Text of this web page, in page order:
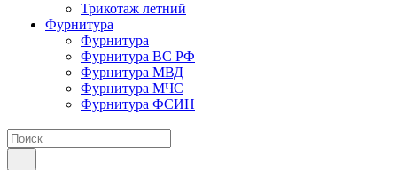
Трикотаж летний
Фурнитура
Фурнитура
Фурнитура ВС РФ
Фурнитура МВД
Фурнитура МЧС
Фурнитура ФСИН